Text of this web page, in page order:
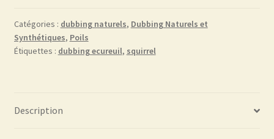
Catégories : dubbing naturels, Dubbing Naturels et
Synthétiques, Poils
Étiquettes : dubbing ecureuil, squirrel
Description